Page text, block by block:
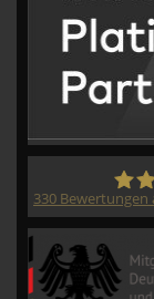
330 Bewertungen